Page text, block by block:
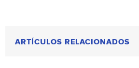
ARTÍCULOS RELACIONADOS